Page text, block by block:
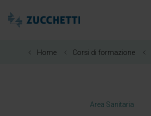
Zucchetti Healthcare
Home Corsi di formazione
Area Sanitaria